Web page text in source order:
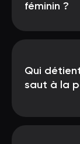
féminin ?
Qui
saut à la